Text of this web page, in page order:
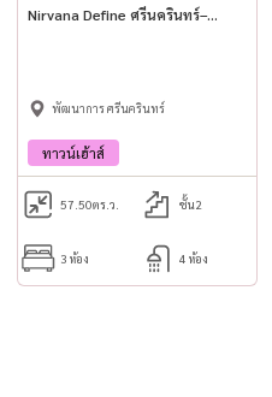
เทพ #ขายบ้านมือสอง
Nirvana Define ศรีนครินทร์–
พัฒนาการ ศรีนครินทร์
ทาวน์เฮ้าส์
57.50ตร.ว. ชั้น2
3 ห้อง 4 ห้อง